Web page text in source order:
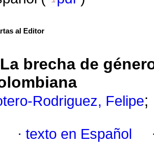
al Editor
La brecha de
Rodriguez, Felipe;
· texto en Español